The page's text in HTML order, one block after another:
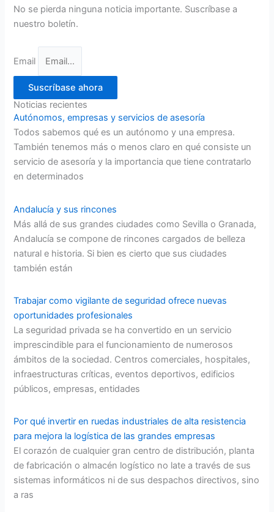
No se pierda ninguna noticia importante. Suscríbase a
nuestro boletín.
Email
Suscríbase ahora
Noticias recientes
Autónomos, empresas y servicios de asesoría
Todos sabemos qué es un autónomo y una empresa.
También tenemos más o menos claro en qué consiste un
servicio de asesoría y la importancia que tiene contratarlo
en determinados
Andalucía y sus rincones
Más allá de sus grandes ciudades como Sevilla o Granada,
Andalucía se compone de rincones cargados de belleza
natural e historia. Si bien es cierto que sus ciudades
también están
Trabajar como vigilante de seguridad ofrece nuevas
oportunidades profesionales
La seguridad privada se ha convertido en un servicio
imprescindible para el funcionamiento de numerosos
ámbitos de la sociedad. Centros comerciales, hospitales,
infraestructuras críticas, eventos deportivos, edificios
públicos, empresas, entidades
Por qué invertir en ruedas industriales de alta resistencia
para mejora la logística de las grandes empresas
El corazón de cualquier gran centro de distribución, planta
de fabricación o almacén logístico no late a través de sus
sistemas informáticos ni de sus despachos directivos, sino
a ras